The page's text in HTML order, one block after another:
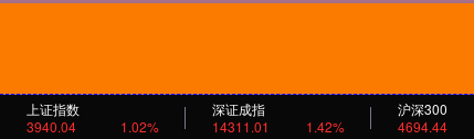
上证指数
3940.04
1.02%
深证成指
14311.01
1.42%
沪深300
4694.44